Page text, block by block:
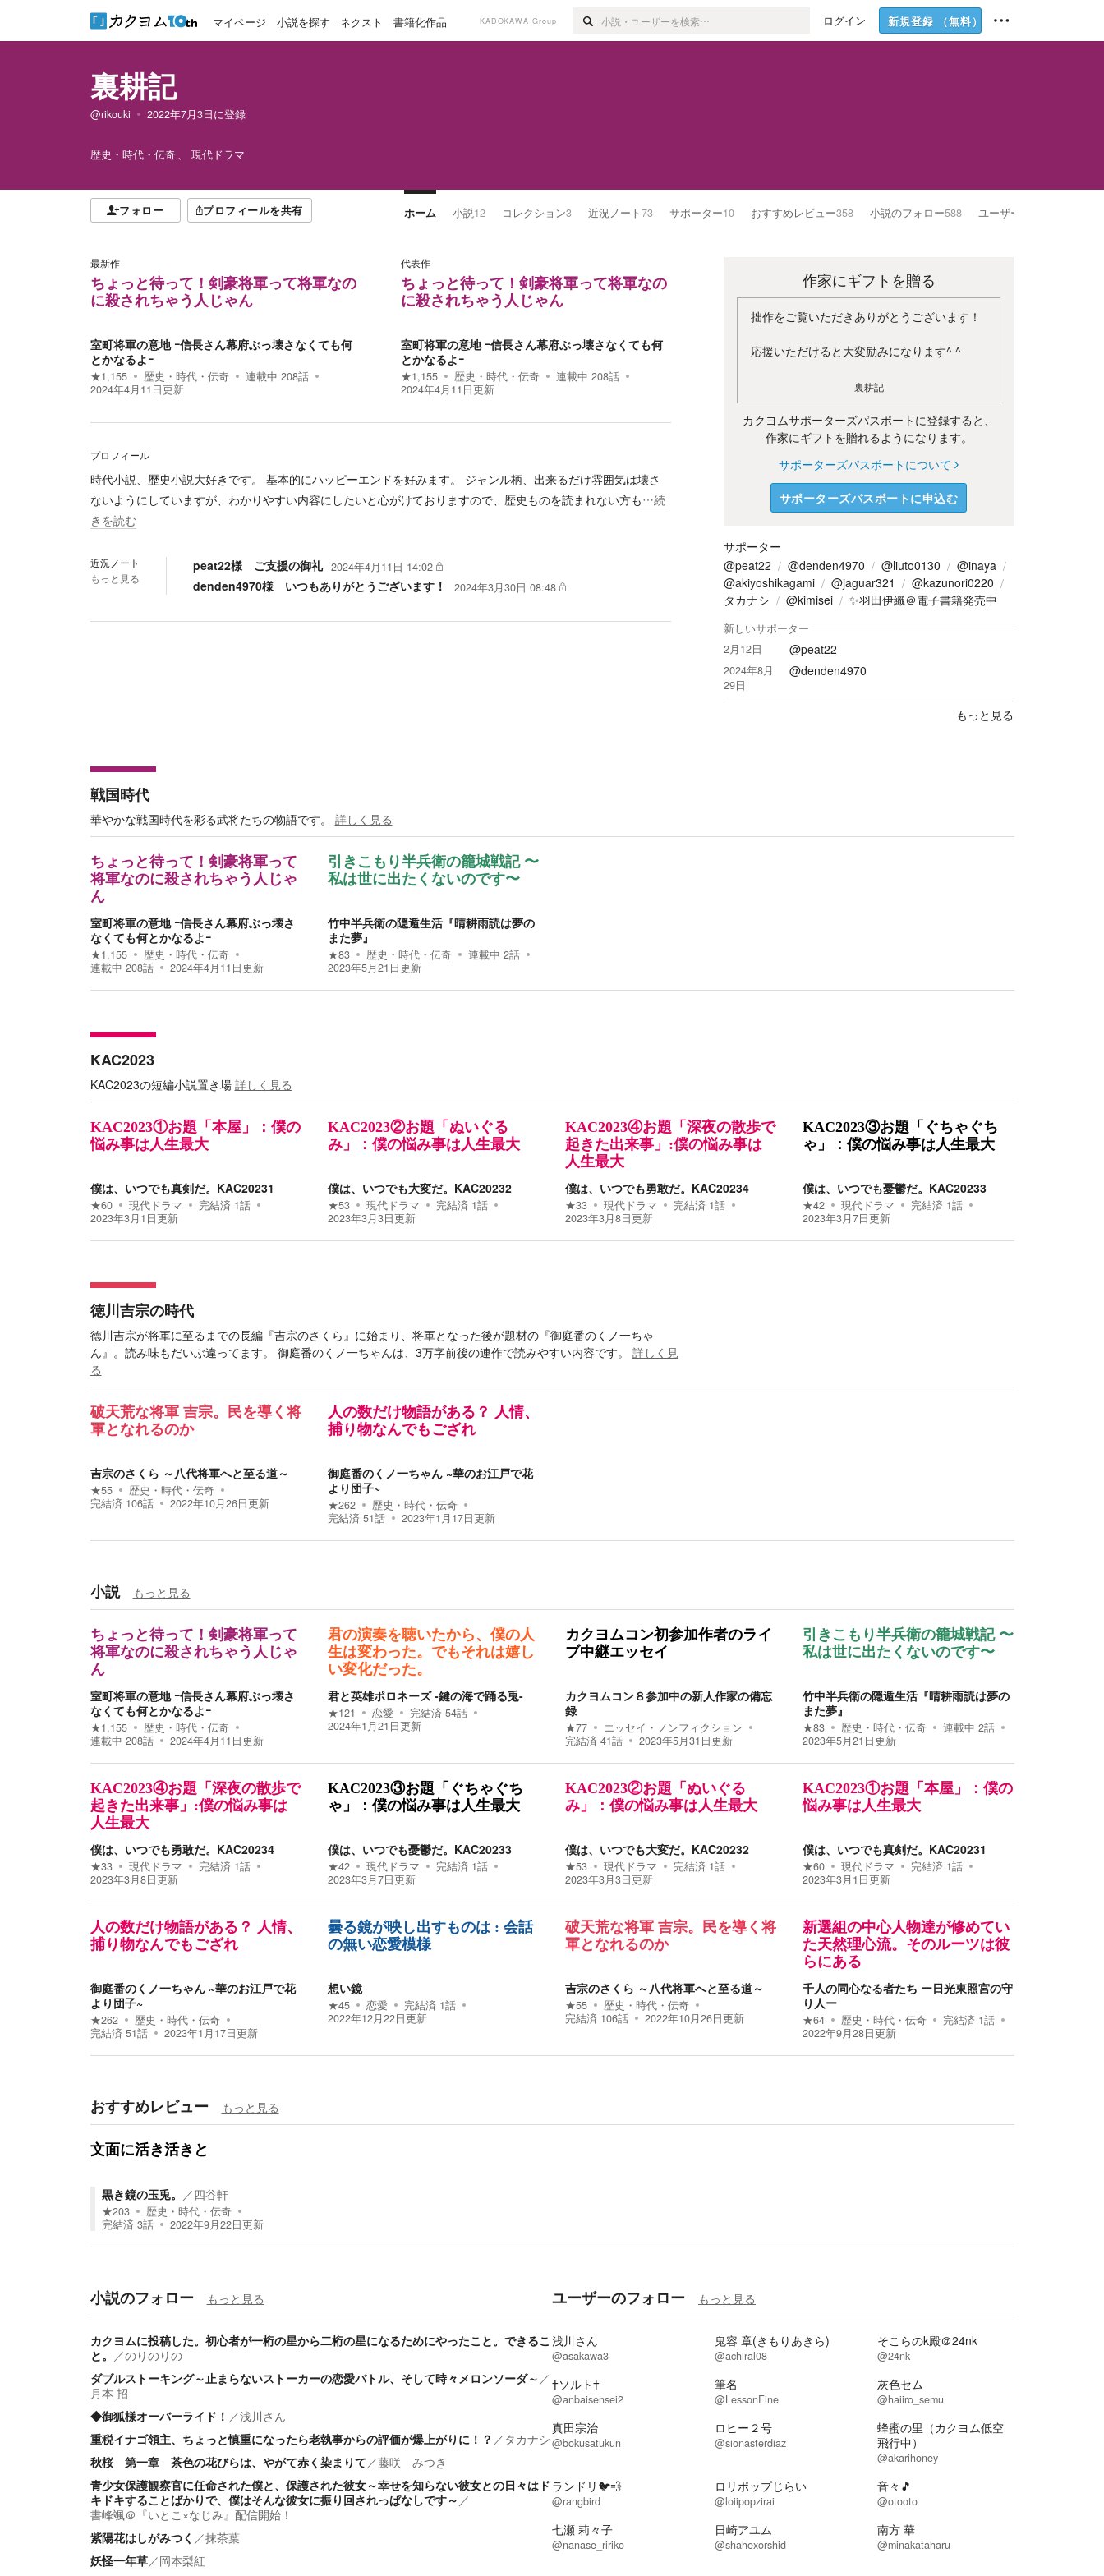
マイページ 小説を探す ネクスト 書籍化作品 KADOKAWA Group ログイン 新規登録 （無料）
裏耕記
@rikouki 2022年7月3日に登録
歴史・時代・伝奇 現代ドラマ
フォロー プロフィールを共有 ホーム 小説12 コレクション3 近況ノート73 サポーター10 おすすめレビュー358 小説のフォロー588 ユーザーのフォロー
最新作
ちょっと待って！剣豪将軍って将軍なの
に殺されちゃう人じゃん
室町将軍の意地 ｰ信長さん幕府ぶっ壊さなくても何
とかなるよｰ
★1,155 歴史・時代・伝奇 連載中 208話
2024年4月11日更新
代表作
ちょっと待って！剣豪将軍って将軍なの
に殺されちゃう人じゃん
室町将軍の意地 ｰ信長さん幕府ぶっ壊さなくても何
とかなるよｰ
★1,155 歴史・時代・伝奇 連載中 208話
2024年4月11日更新
プロフィール
時代小説、歴史小説大好きです。 基本的にハッピーエンドを好みます。 ジャンル柄、出来るだけ雰囲気は壊さ
ないようにしていますが、わかりやすい内容にしたいと心がけておりますので、歴史ものを読まれない方も…続
きを読む
近況ノート
もっと見る
peat22様 ご支援の御礼 2024年4月11日 14:02
denden4970様 いつもありがとうございます！ 2024年3月30日 08:48
作家にギフトを贈る
拙作をご覧いただきありがとうございます！
応援いただけると大変励みになります^ ^
裏耕記
カクヨムサポーターズパスポートに登録すると、
作家にギフトを贈れるようになります。
サポーターズパスポートについて
サポーターズパスポートに申込む
サポーター
@peat22
@denden4970 @liuto0130
@inaya
@akiyoshikagami
@jaguar321
@kazunori0220
タカナシ
@kimisei ✨羽田伊織＠電子書籍発売中
新しいサポーター
2月12日
@peat22
2024年8月
29日
@denden4970
もっと見る
戦国時代
華やかな戦国時代を彩る武将たちの物語です。 詳しく見る
ちょっと待って！剣豪将軍って
将軍なのに殺されちゃう人じゃ
ん
室町将軍の意地 ｰ信長さん幕府ぶっ壊さ
なくても何とかなるよｰ
★1,155
歴史・時代・伝奇
連載中 208話 2024年4月11日更新
引きこもり半兵衛の籠城戦記 〜
私は世に出たくないのです〜
竹中半兵衛の隠遁生活『晴耕雨読は夢の
また夢』
★83 歴史・時代・伝奇 連載中 2話
2023年5月21日更新
KAC2023
KAC2023の短編小説置き場 詳しく見る
KAC2023①お題「本屋」：僕の
悩み事は人生最大
僕は、いつでも真剣だ。KAC20231
★60 現代ドラマ 完結済 1話
2023年3月1日更新
KAC2023②お題「ぬいぐる
み」：僕の悩み事は人生最大
僕は、いつでも大変だ。KAC20232
★53 現代ドラマ 完結済 1話
2023年3月3日更新
KAC2023④お題「深夜の散歩で
起きた出来事」:僕の悩み事は
人生最大
僕は、いつでも勇敢だ。KAC20234
★33 現代ドラマ 完結済 1話
2023年3月8日更新
KAC2023③お題「ぐちゃぐち
ゃ」：僕の悩み事は人生最大
僕は、いつでも憂鬱だ。KAC20233
★42 現代ドラマ 完結済 1話
2023年3月7日更新
徳川吉宗の時代
徳川吉宗が将軍に至るまでの長編『吉宗のさくら』に始まり、将軍となった後が題材の『御庭番のくノ一ちゃ
ん』。読み味もだいぶ違ってます。 御庭番のくノ一ちゃんは、3万字前後の連作で読みやすい内容です。
詳しく見
る
破天荒な将軍 吉宗。民を導く将
軍となれるのか
吉宗のさくら ～八代将軍へと至る道～
★55
歴史・時代・伝奇
完結済 106話 2022年10月26日更新
人の数だけ物語がある？ 人情、
捕り物なんでもござれ
御庭番のくノ一ちゃん ~華のお江戸で花
より団子~
★262
歴史・時代・伝奇
完結済 51話 2023年1月17日更新
小説 もっと見る
ちょっと待って！剣豪将軍って
将軍なのに殺されちゃう人じゃ
ん
室町将軍の意地 ｰ信長さん幕府ぶっ壊さ
なくても何とかなるよｰ
★1,155
歴史・時代・伝奇
連載中 208話 2024年4月11日更新
君の演奏を聴いたから、僕の人
生は変わった。でもそれは嬉し
い変化だった。
君と英雄ポロネーズ -鍵の海で踊る兎-
★121 恋愛 完結済 54話
2024年1月21日更新
カクヨムコン初参加作者のライ
ブ中継エッセイ
カクヨムコン８参加中の新人作家の備忘
録
★77
エッセイ・ノンフィクション
完結済 41話 2023年5月31日更新
引きこもり半兵衛の籠城戦記 〜
私は世に出たくないのです〜
竹中半兵衛の隠遁生活『晴耕雨読は夢の
また夢』
★83 歴史・時代・伝奇 連載中 2話
2023年5月21日更新
KAC2023④お題「深夜の散歩で
起きた出来事」:僕の悩み事は
人生最大
僕は、いつでも勇敢だ。KAC20234
★33 現代ドラマ 完結済 1話
2023年3月8日更新
KAC2023③お題「ぐちゃぐち
ゃ」：僕の悩み事は人生最大
僕は、いつでも憂鬱だ。KAC20233
★42 現代ドラマ 完結済 1話
2023年3月7日更新
KAC2023②お題「ぬいぐる
み」：僕の悩み事は人生最大
僕は、いつでも大変だ。KAC20232
★53 現代ドラマ 完結済 1話
2023年3月3日更新
KAC2023①お題「本屋」：僕の
悩み事は人生最大
僕は、いつでも真剣だ。KAC20231
★60 現代ドラマ 完結済 1話
2023年3月1日更新
人の数だけ物語がある？ 人情、
捕り物なんでもござれ
御庭番のくノ一ちゃん ~華のお江戸で花
より団子~
★262
歴史・時代・伝奇
完結済 51話 2023年1月17日更新
曇る鏡が映し出すものは : 会話
の無い恋愛模様
想い鏡
★45 恋愛 完結済 1話
2022年12月22日更新
破天荒な将軍 吉宗。民を導く将
軍となれるのか
吉宗のさくら ～八代将軍へと至る道～
★55
歴史・時代・伝奇
完結済 106話 2022年10月26日更新
新選組の中心人物達が修めてい
た天然理心流。そのルーツは彼
らにある
千人の同心なる者たち ー日光東照宮の守
り人ー
★64 歴史・時代・伝奇 完結済 1話
2022年9月28日更新
おすすめレビュー もっと見る
文面に活き活きと
黒き鏡の玉兎。 ／四谷軒
★203
歴史・時代・伝奇
完結済 3話 2022年9月22日更新
小説のフォロー もっと見る
カクヨムに投稿した。初心者が一桁の星から二桁の星になるためにやったこと。できるこ
と。 ／のりのりの
ダブルストーキング～止まらないストーカーの恋愛バトル、そして時々メロンソーダ～ ／
月本 招
◆御狐様オーバーライド！ ／浅川さん
重税イナゴ領主、ちょっと慎重になったら老執事からの評価が爆上がりに！？ ／ タカナシ
秋桜 第一章 茶色の花びらは、やがて赤く染まりて／藤咲 みつき
青少女保護観察官に任命された僕と、保護された彼女～幸せを知らない彼女との日々はド
キドキすることばかりで、僕はそんな彼女に振り回されっぱなしです～ ／
書峰颯＠『いとこ×なじみ』配信開始！
紫陽花はしがみつく ／抹茶葉
妖怪一年草／岡本梨紅
ユーザーのフォロー もっと見る
浅川さん
@asakawa3
鬼容 章(きもりあきら)
@achiral08
そこらのk殿＠24nk
@24nk
†ソルト†
@anbaisensei2
筆名
@LessonFine
灰色セム
@haiiro_semu
真田宗治
@bokusatukun
ロヒー２号
@sionasterdiaz
蜂蜜の里（カクヨム低空
飛行中）
@akarihoney
ランドリ🐦💨
@rangbird
ロリポップじらい
@loiipopzirai
音々🎵
@otooto
七瀬 莉々子
@nanase_ririko
日崎アユム
@shahexorshid
南方 華
@minakataharu